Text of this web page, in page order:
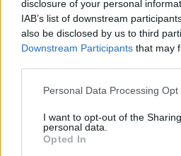
disclosure of your personal
IAB’s list of downstream
also be disclosed by us to third
Downstream Participants that may
Personal Data Processing Opt
I want to opt-out of the
personal data.
Opted In
Tagi: FILM JASNA GÓRA
Najnowsze
05 sierpnia 2026 | 21:23
Przewodniczący KEP na temat